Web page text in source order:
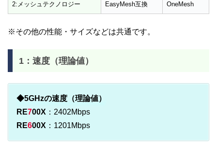
2:メッシュテクノロジー EasyMesh互換 OneMesh
※その他の性能・サイズなどは共通です。
1：速度（理論値）
◆5GHzの速度（理論値）
RE700X ：2402Mbps
RE600X ：1201Mbps